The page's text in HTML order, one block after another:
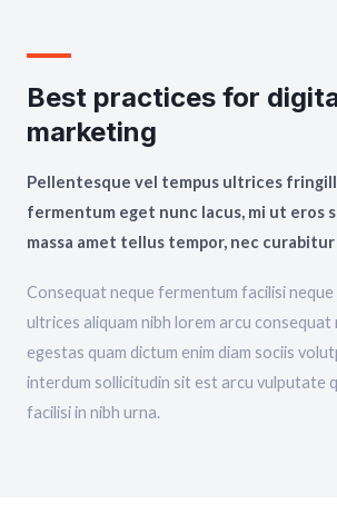
Best practices for
marketing
Pellentesque vel tempus ultrices
fermentum eget nunc lacus, mi ut eros
massa amet tellus tempor, nec
Consequat neque fermentum facilisi
ultrices aliquam nibh lorem arcu consequat
egestas quam dictum enim diam sociis
interdum sollicitudin sit est arcu vulputate
facilisi in nibh urna.